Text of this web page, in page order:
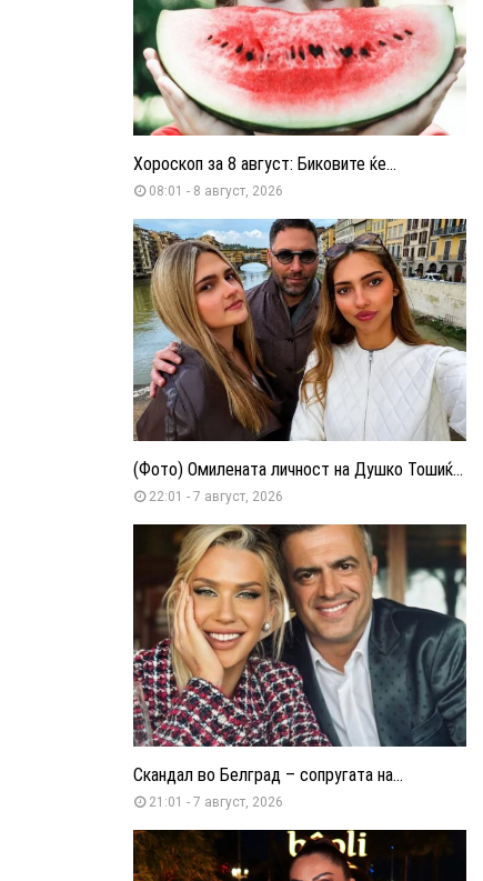
Хороскоп за 8 август: Биковите ќе...
08:01 - 8 август, 2026
(Фото) Омилената личност на Душко Тошиќ...
22:01 - 7 август, 2026
Скандал во Белград – сопругата на...
21:01 - 7 август, 2026